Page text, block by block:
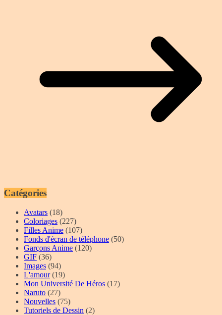
Catégories
Avatars (18)
Coloriages (227)
Filles Anime (107)
Fonds d'écran de téléphone (50)
Garçons Anime (120)
GIF (36)
Images (94)
L'amour(19)
Mon Université De Héros (17)
Naruto (27)
Nouvelles (75)
Tutoriels de Dessin (2)